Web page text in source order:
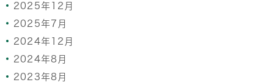
2025年12月
2025年7月
2024年12月
2024年8月
2023年8月